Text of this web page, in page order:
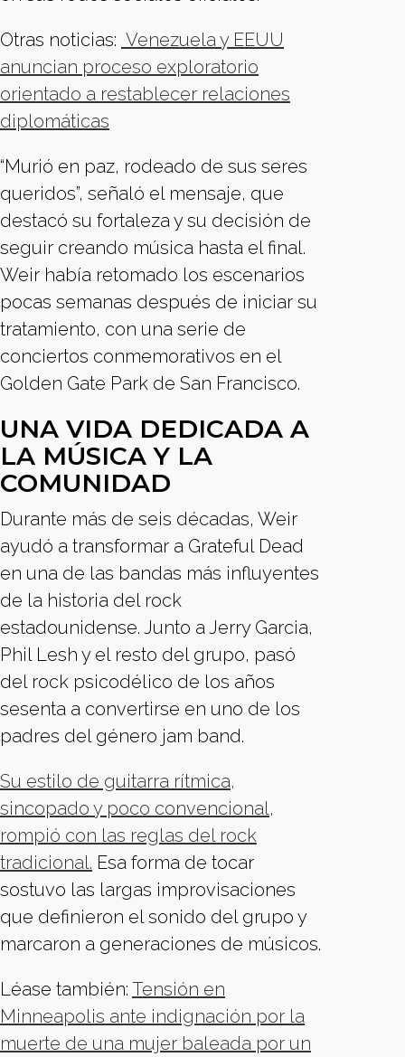
Otras noticias: Venezuela y EEUU
anuncian proceso exploratorio
orientado a restablecer relaciones
diplomáticas
“Murió en paz, rodeado de sus seres
queridos”, señaló el mensaje, que
destacó su fortaleza y su decisión de
seguir creando música hasta el final.
Weir había retomado los escenarios
pocas semanas después de iniciar su
tratamiento, con una serie de
conciertos conmemorativos en el
Golden Gate Park de San Francisco.
UNA VIDA DEDICADA A
LA MÚSICA Y LA
COMUNIDAD
Durante más de seis décadas, Weir
ayudó a transformar a Grateful Dead
en una de las bandas más influyentes
de la historia del rock
estadounidense. Junto a Jerry Garcia,
Phil Lesh y el resto del grupo, pasó
del rock psicodélico de los años
sesenta a convertirse en uno de los
padres del género jam band.
Su estilo de guitarra rítmica,
sincopado y poco convencional,
rompió con las reglas del rock
tradicional. Esa forma de tocar
sostuvo las largas improvisaciones
que definieron el sonido del grupo y
marcaron a generaciones de músicos.
Léase también: Tensión en
Minneapolis ante indignación por la
muerte de una mujer baleada por un